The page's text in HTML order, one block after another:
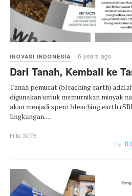
INOVASI INDONESIA 6 years ago
Dari Tanah, Kembali ke
Tanah pemucat (bleaching earth)
digunakan untuk memurnikan minyak
akan menjadi spent bleaching earth
lingkungan. ...
Hits: 3076
0